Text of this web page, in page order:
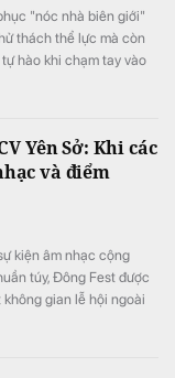
"nóc nhà biên giới"
thách thể lực mà còn
hào khi chạm tay vào
Yên Sở: Khi các
và điểm
kiện âm nhạc cộng
túy, Đông Fest được
gian lễ hội ngoài